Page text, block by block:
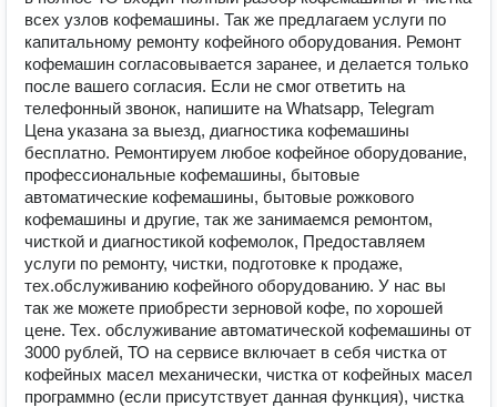
всех узлов кофемашины. Так же предлагаем услуги по
капитальному ремонту кофейного оборудования. Ремонт
кофемашин согласовывается заранее, и делается только
после вашего согласия. Если не смог ответить на
телефонный звонок, напишите на Whatsapp, Telegram
Цена указана за выезд, диагностика кофемашины
бесплатно. Ремонтируем любое кофейное оборудование,
профессиональные кофемашины, бытовые
автоматические кофемашины, бытовые рожкового
кофемашины и другие, так же занимаемся ремонтом,
чисткой и диагностикой кофемолок, Предоставляем
услуги по ремонту, чистки, подготовке к продаже,
тех.обслуживанию кофейного оборудованию. У нас вы
так же можете приобрести зерновой кофе, по хорошей
цене. Тех. обслуживание автоматической кофемашины от
3000 рублей, ТО на сервисе включает в себя чистка от
кофейных масел механически, чистка от кофейных масел
программно (если присутствует данная функция), чистка